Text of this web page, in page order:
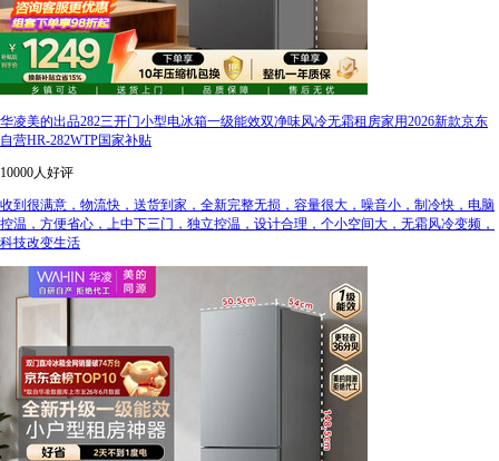
华凌美的出品282三开门小型电冰箱一级能效双净味风冷无霜租房家用2026新款京东
自营HR-282WTP国家补贴
10000人好评
收到很满意，物流快，送货到家，全新完整无损，容量很大，噪音小，制冷快，电脑
控温，方便省心，上中下三门，独立控温，设计合理，个小空间大，无霜风冷变频，
科技改变生活